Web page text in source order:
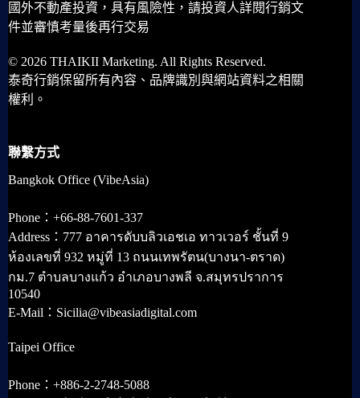
國外不動產投資，具有風險性，請投資人詳閱行銷文
件並審慎考量後再行交易
© 2026 THAIKII Marketing. All Rights Reserved.
泰奇行銷保留所有內容、品牌識別與網站資料之相關
權利。
聯繫方式
Bangkok Office (VibeAsia)
Phone：+66-88-7601-337
Address：777 อาคารดับบลิวเอชเอ ทาวเวอร์ ชั้นที่ 9
ห้องเลขที่ 932 หมู่ที่ 13 ถนนเทพรัตน(บางนา-ตราด)
กม.7 ตำบลบางแก้ว อำเภอบางพลี จ.สมุทรปราการ
10540
E-Mail：Sicilia@vibeasiadigital.com
Taipei Office
Phone：+886-2-2748-5088